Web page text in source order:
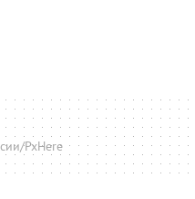
PxHere